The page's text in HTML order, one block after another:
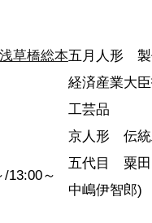
草橋総本
/13:00～
五月人形 製
経済産業大
工芸品
京人形 伝統
五代目 粟田
中嶋伊智郎)